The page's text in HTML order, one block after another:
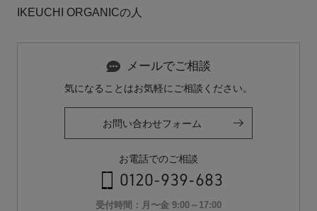
IKEUCHI ORGANICの人
メールでご相談
気になることはお気軽にご相談ください。
お問い合わせフォーム
お電話でのご相談
0120-939-683
受付時間：月〜金 9:00～17:00